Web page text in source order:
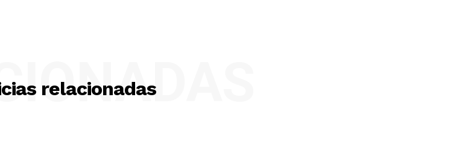
relacionadas